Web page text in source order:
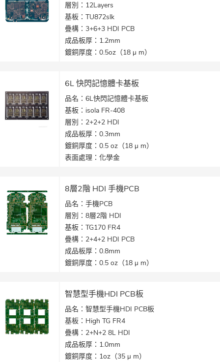
層別：12Layers
基板：TU872slk
疊構：3+6+3 HDI PCB
成品板厚：1.2mm
鍍銅厚度：0.5oz（18 μ m）
產品應用：手機產品電路板
6L 快閃記憶體卡基板
品名：6L快閃記憶體卡基板
基板：isola FR-408
層別：2+2+2 HDI
成品板厚：0.3mm
鍍銅厚度：0.5 oz（18 μ m）
表面處理：化學金
產品應用：快閃記憶體卡
8層2階 HDI 手機PCB
品名：手機PCB
層別：8層2階 HDI
基板：TG170 FR4
疊構：2+4+2 HDI PCB
成品板厚：0.8mm
鍍銅厚度：0.5 oz（18 μ m）
孔徑：雷射孔= 0.075mm，機械孔= 0.1mm
產品應用：智慧型手機產品
智慧型手機HDI PCB板
品名：智慧型手機HDI PCB板
基板：High TG FR4
疊構：2+N+2 8L HDI
成品板厚：1.0mm
鍍銅厚度：1oz（35 μ m）